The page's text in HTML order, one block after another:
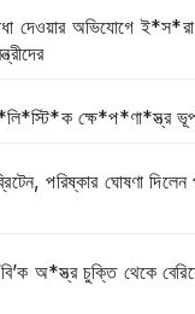
দেওয়ার অভিযোগে
ক্ষে*প*ণা*স্ত্র
পরিষ্কার ঘোষণা দিলেন
অ*স্ত্র চুক্তি থেকে